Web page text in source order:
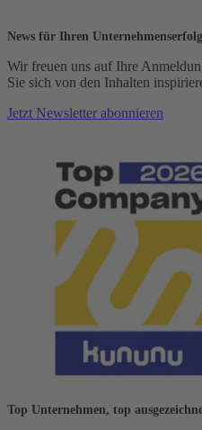
News für Ihren Unternehmenserfolg
Wir freuen uns auf Ihre
Sie sich von den Inhalten
Jetzt Newsletter abonnieren
Top Unternehmen, top